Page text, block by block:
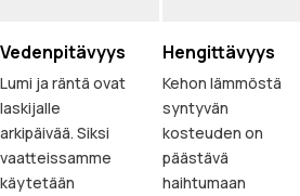
Vedenpitävyys
Lumi ja räntä ovat
laskijalle
arkipäivää. Siksi
vaatteissamme
käytetään
Hengittävyys
Kehon lämmöstä
syntyvän
kosteuden on
päästävä
haihtumaan